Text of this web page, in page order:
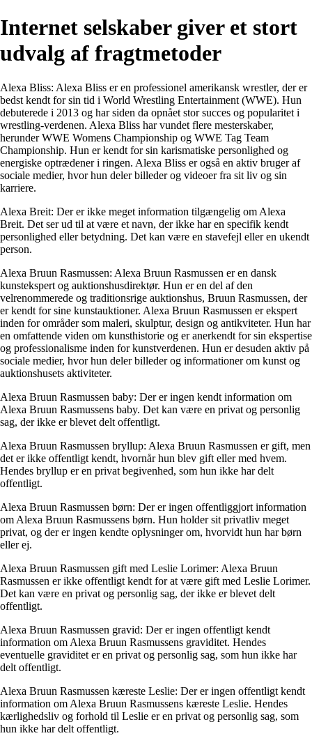
Internet selskaber giver et stort
udvalg af fragtmetoder
Alexa Bliss: Alexa Bliss er en professionel amerikansk wrestler, der er
bedst kendt for sin tid i World Wrestling Entertainment (WWE). Hun
debuterede i 2013 og har siden da opnået stor succes og popularitet i
wrestling-verdenen. Alexa Bliss har vundet flere mesterskaber,
herunder WWE Womens Championship og WWE Tag Team
Championship. Hun er kendt for sin karismatiske personlighed og
energiske optrædener i ringen. Alexa Bliss er også en aktiv bruger af
sociale medier, hvor hun deler billeder og videoer fra sit liv og sin
karriere.
Alexa Breit: Der er ikke meget information tilgængelig om Alexa
Breit. Det ser ud til at være et navn, der ikke har en specifik kendt
personlighed eller betydning. Det kan være en stavefejl eller en ukendt
person.
Alexa Bruun Rasmussen: Alexa Bruun Rasmussen er en dansk
kunstekspert og auktionshusdirektør. Hun er en del af den
velrenommerede og traditionsrige auktionshus, Bruun Rasmussen, der
er kendt for sine kunstauktioner. Alexa Bruun Rasmussen er ekspert
inden for områder som maleri, skulptur, design og antikviteter. Hun har
en omfattende viden om kunsthistorie og er anerkendt for sin ekspertise
og professionalisme inden for kunstverdenen. Hun er desuden aktiv på
sociale medier, hvor hun deler billeder og informationer om kunst og
auktionshusets aktiviteter.
Alexa Bruun Rasmussen baby: Der er ingen kendt information om
Alexa Bruun Rasmussens baby. Det kan være en privat og personlig
sag, der ikke er blevet delt offentligt.
Alexa Bruun Rasmussen bryllup: Alexa Bruun Rasmussen er gift, men
det er ikke offentligt kendt, hvornår hun blev gift eller med hvem.
Hendes bryllup er en privat begivenhed, som hun ikke har delt
offentligt.
Alexa Bruun Rasmussen børn: Der er ingen offentliggjort information
om Alexa Bruun Rasmussens børn. Hun holder sit privatliv meget
privat, og der er ingen kendte oplysninger om, hvorvidt hun har børn
eller ej.
Alexa Bruun Rasmussen gift med Leslie Lorimer: Alexa Bruun
Rasmussen er ikke offentligt kendt for at være gift med Leslie Lorimer.
Det kan være en privat og personlig sag, der ikke er blevet delt
offentligt.
Alexa Bruun Rasmussen gravid: Der er ingen offentligt kendt
information om Alexa Bruun Rasmussens graviditet. Hendes
eventuelle graviditet er en privat og personlig sag, som hun ikke har
delt offentligt.
Alexa Bruun Rasmussen kæreste Leslie: Der er ingen offentligt kendt
information om Alexa Bruun Rasmussens kæreste Leslie. Hendes
kærlighedsliv og forhold til Leslie er en privat og personlig sag, som
hun ikke har delt offentligt.